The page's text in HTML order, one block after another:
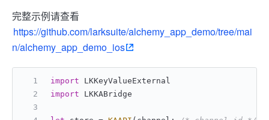
完整示例请查看
https://github.com/larksuite/alchemy_app_demo/tree/mai
n/alchemy_app_demo_ios
import LKKeyValueExternal
import LKKABridge